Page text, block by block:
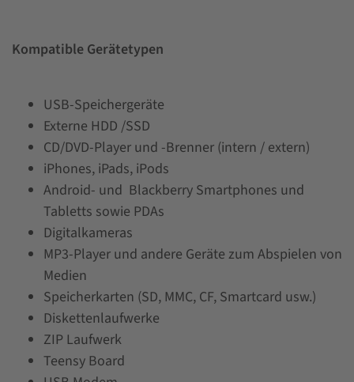
Kompatible Gerätetypen
USB-Speichergeräte
Externe HDD /SSD
CD/DVD-Player und -Brenner (intern / extern)
iPhones, iPads, iPods
Android- und Blackberry Smartphones und
Tabletts sowie PDAs
Digitalkameras
MP3-Player und andere Geräte zum Abspielen von
Medien
Speicherkarten (SD, MMC, CF, Smartcard usw.)
Diskettenlaufwerke
ZIP Laufwerk
Teensy Board